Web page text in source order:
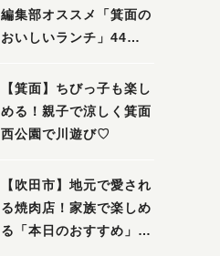
高槻）
編集部オススメ「箕面の
おいしいランチ」44
から穴場まで！〜
【箕面】ちびっ子も楽し
める！親子で涼しく箕面
西公園で川遊び♡
【吹田市】地元で愛され
る焼肉店！家族で楽しめ
る「本日のおすすめ」で